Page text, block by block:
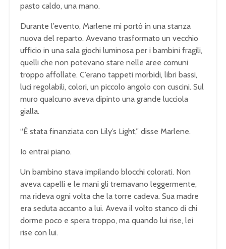
pasto caldo, una mano.
Durante l’evento, Marlene mi portò in una stanza
nuova del reparto. Avevano trasformato un vecchio
ufficio in una sala giochi luminosa per i bambini fragili,
quelli che non potevano stare nelle aree comuni
troppo affollate. C’erano tappeti morbidi, libri bassi,
luci regolabili, colori, un piccolo angolo con cuscini. Sul
muro qualcuno aveva dipinto una grande lucciola
gialla.
“È stata finanziata con Lily’s Light,” disse Marlene.
Io entrai piano.
Un bambino stava impilando blocchi colorati. Non
aveva capelli e le mani gli tremavano leggermente,
ma rideva ogni volta che la torre cadeva. Sua madre
era seduta accanto a lui. Aveva il volto stanco di chi
dorme poco e spera troppo, ma quando lui rise, lei
rise con lui.